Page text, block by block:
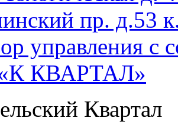
пр. д.53
управления с
КВАРТАЛ»
Квартал